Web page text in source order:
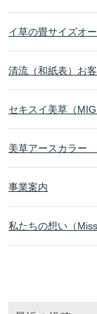
イ草の畳サイズオ
清流（和紙表）お
セキスイ美草（
美草アースカラー
事業案内
私たちの想い（